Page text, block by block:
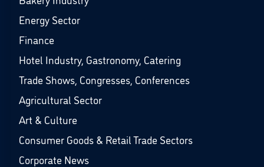
Energy Sector
Finance
Hotel Industry, Gastronomy, Catering
Trade Shows, Congresses, Conferences
Agricultural Sector
Art & Culture
Consumer Goods & Retail Trade Sectors
Corporate News